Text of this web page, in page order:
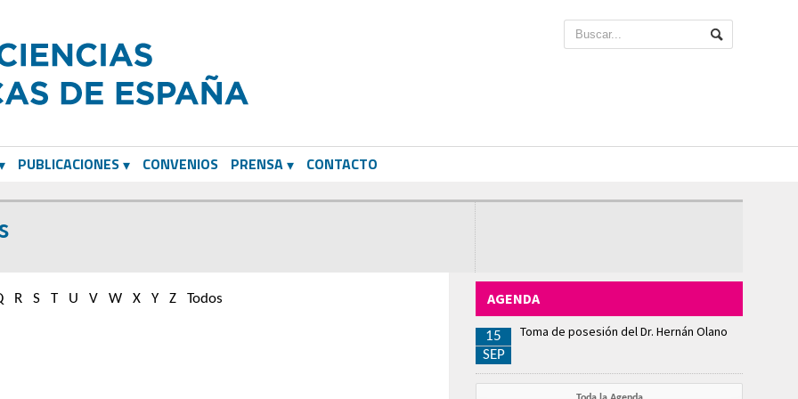
PUBLICACIONES CONVENIOS PRENSA CONTACTO
R S T U V W X Y Z Todos AGENDA
15
SEP
Toma de posesión del Dr. Hernán Olano